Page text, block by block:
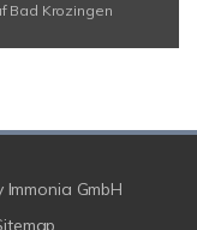
Bad Krozingen
Immonia GmbH